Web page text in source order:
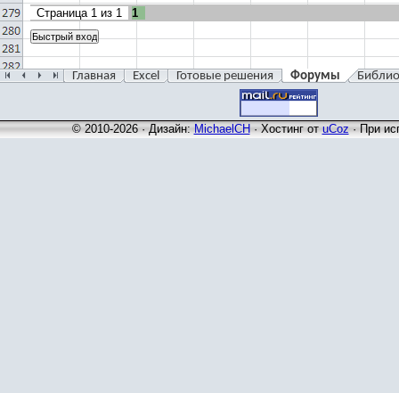
Страница 1 из 1 1
Главная Excel Готовые решения Форумы
© 2010-2026 · Дизайн: MichaelCH · Хостинг от uCoz · При